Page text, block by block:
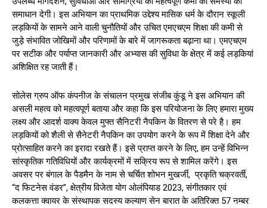
समाधान देगी। इस अभियान का प्राथमिक उद्देश्य मासिक धर्म के दौरान स्कूली
लड़कियों के सामने आने वाली चुनौतियों और उचित एमएचएम शिक्षा की कमी से
जुड़े संभावित जोखिमों और परिणामों के बारे में जागरूकता बढ़ाना था। एमएचएम
पर सटीक और पर्याप्त जानकारी और अभ्यास की सुविधा के क्षेत्र में कई लड़कियां
अशिक्षित रह जाती हैं।
सोलेस ग्रुप ऑफ कंपनीज के संचालन प्रमुख संजीब कुंडू ने इस अभियान की
असली महत्व को महत्वपूर्ण बताया और कहा कि इस परियोजना के लिए हमारा मुख्य
लक्ष्य और आदर्श वाक्य केवल मुफ्त सैनिटरी नैपकिन के वितरण से परे है। हम
लड़कियों को शैली से सैनेटरी नैपकिन का उपयोग करने के रूप में शिक्षा देने और
प्रोत्साहित करने का इरादा रखते हैं। इसे प्राप्त करने के लिए, हम उन्हें विभिन्न
सांस्कृतिक गतिविधियों और कार्यक्रमों में सक्रिय रूप से शामिल करेंगे। इस
अवसर पर बंगाल के पैडमैन के नाम से चर्चित शोभन मुखर्जी, प्रकृति चक्रवर्ती,
“द फिटनेस वंडर”, क्षेत्रीय विजेता योग ओलंपियाड 2023, संगीतकार एवं
कलकत्ता क्वायर के संस्थापक सदस्य कल्याण सेन बारात के अतिरिक्त 57 नम्बर